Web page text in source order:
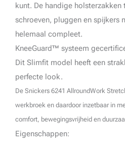
kunt. De handige
schroeven, pluggen en spijkers
helemaal compleet.
KneeGuard™ systeem
Dit Slimfit model heeft een
perfecte look.
De Snickers 6241 AllroundWork
werkbroek en daardoor inzetbaar in
comfort, bewegingsvrijheid en
Eigenschappen: